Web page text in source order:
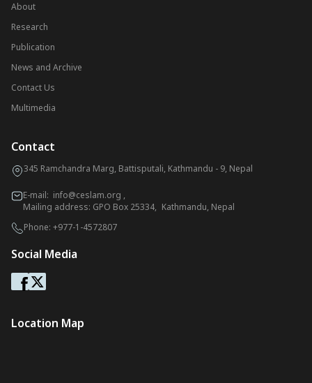
About
Research
Publication
News and Archive
Contact Us
Multimedia
Contact
345 Ramchandra Marg, Battisputali, Kathmandu - 9, Nepal
E-mail: info@ceslam.org ,
Mailing address: GPO Box 25334, Kathmandu, Nepal
Phone: +977-1-4572807
Social Media
Location Map